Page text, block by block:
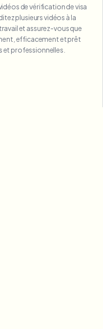
de vérification de visa
plusieurs vidéos à la
et assurez-vous que
efficacement et prêt
et professionnelles.